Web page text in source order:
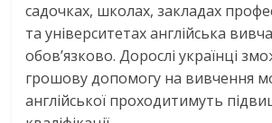
садочках, школах, закладах
та університетах англійська
обов’язково. Дорослі українці
грошову допомогу на вивчення
англійської проходитимуть